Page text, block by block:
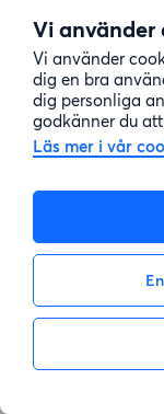
Vi använder
Vi använder
dig en bra
dig personliga
godkänner du
Läs mer i vår